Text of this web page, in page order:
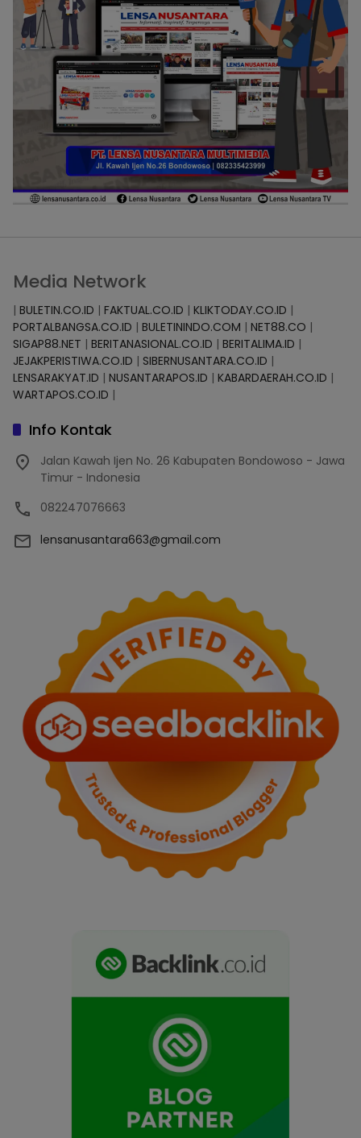
Media Network
| BULETIN.CO.ID | FAKTUAL.CO.ID | KLIKTODAY.CO.ID |
PORTALBANGSA.CO.ID | BULETININDO.COM | NET88.CO |
SIGAP88.NET | BERITANASIONAL.CO.ID | BERITALIMA.ID |
JEJAKPERISTIWA.CO.ID | SIBERNUSANTARA.CO.ID |
LENSARAKYAT.ID | NUSANTARAPOS.ID | KABARDAERAH.CO.ID |
WARTAPOS.CO.ID |
Info Kontak
Jalan Kawah Ijen No. 26 Kabupaten Bondowoso - Jawa
Timur - Indonesia
082247076663
lensanusantara663@gmail.com